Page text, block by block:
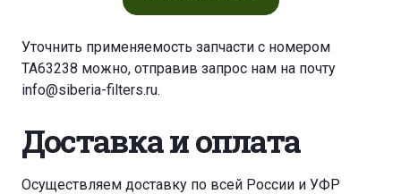
Уточнить применяемость запчасти с номером
TA63238 можно, отправив запрос нам на почту
info@siberia-filters.ru.
Доставка и оплата
Осуществляем доставку по всей России и УФР